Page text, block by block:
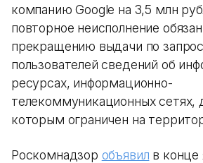
компанию Google на 3,5 млн
повторное неисполнение
прекращению выдачи по
пользователей сведений об
ресурсах, информационно-
телекоммуникационных сетях,
которым ограничен на
Роскомнадзор объявил в конце